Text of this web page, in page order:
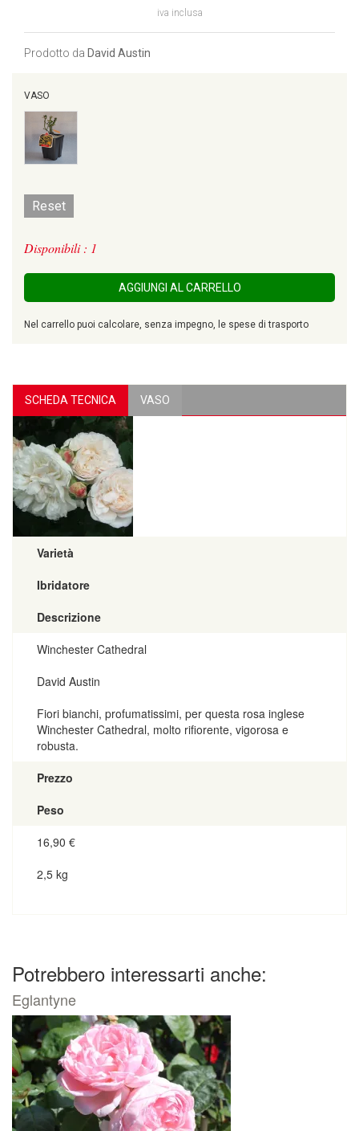
iva inclusa
Prodotto da David Austin
VASO
Reset
Disponibili : 1
AGGIUNGI AL CARRELLO
Nel carrello puoi calcolare, senza impegno, le spese di trasporto
SCHEDA TECNICA VASO
Varietà
Ibridatore
Descrizione
Winchester Cathedral
David Austin
Fiori bianchi, profumatissimi, per questa rosa inglese
Winchester Cathedral, molto rifiorente, vigorosa e
robusta.
Prezzo
Peso
16,90 €
2,5 kg
Potrebbero interessarti anche:
Eglantyne